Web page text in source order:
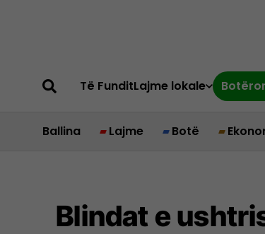
Të FunditLajme lokale
Ballina Lajme Botë
Blindat e